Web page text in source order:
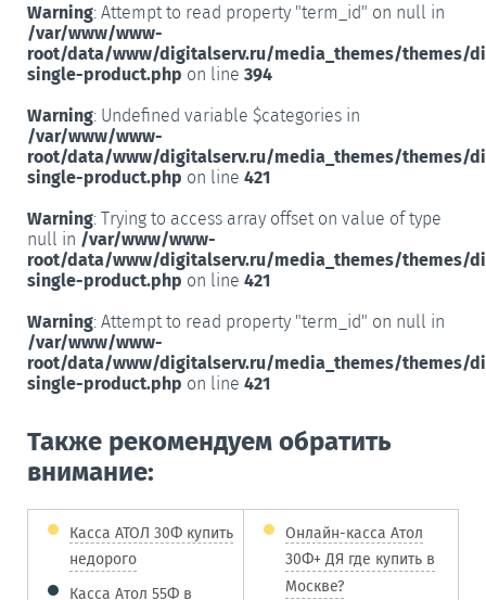
Warning: Attempt to read property "term_id" on null in
/var/www/www-
root/data/www/digitalserv.ru/media_themes/themes/
single-product.php on line 394
Warning: Undefined variable $categories in
/var/www/www-
root/data/www/digitalserv.ru/media_themes/themes/
single-product.php on line 421
Warning: Trying to access array offset on value of type
null in /var/www/www-
root/data/www/digitalserv.ru/media_themes/themes/
single-product.php on line 421
Warning: Attempt to read property "term_id" on null in
/var/www/www-
root/data/www/digitalserv.ru/media_themes/themes/
single-product.php on line 421
Также рекомендуем обратить
внимание:
Касса АТОЛ 30Ф купить
недорого
Касса Атол 55Ф в
Онлайн-касса Атол
30Ф+ ДЯ где купить в
Москве?